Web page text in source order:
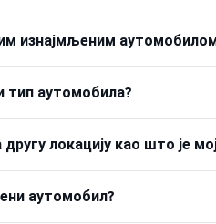
изнајмљеним
тип аутомобила?
локацију као што је
аутомобил?